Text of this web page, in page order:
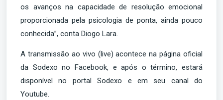
os avanços na capacidade de resolução emocional
proporcionada pela psicologia de ponta, ainda pouco
conhecida”, conta Diogo Lara.
A transmissão ao vivo (live) acontece na página oficial
da Sodexo no Facebook, e após o término, estará
disponível no portal Sodexo e em seu canal do
Youtube.